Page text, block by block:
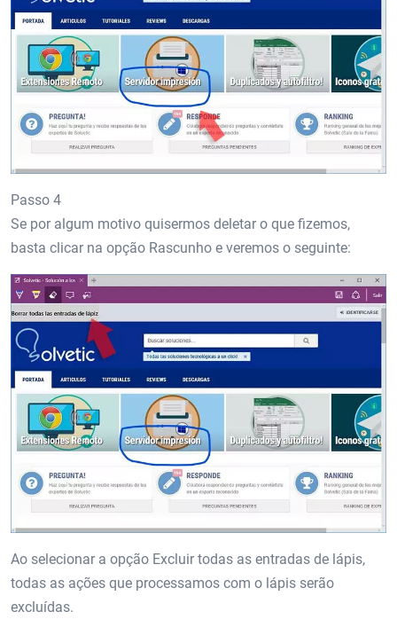
Passo 4
Se por algum motivo quisermos deletar o que fizemos,
basta clicar na opção Rascunho e veremos o seguinte:
Ao selecionar a opção Excluir todas as entradas de lápis,
todas as ações que processamos com o lápis serão
excluídas.